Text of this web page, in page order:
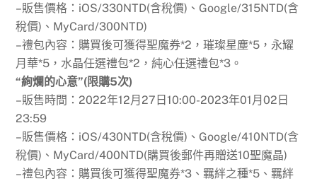
–販售價格：iOS/330NTD(含稅價)、Google/315NTD(含
稅價)、MyCard/300NTD)
–禮包內容：購買後可獲得聖魔券*2，璀璨星塵*5，永耀
月華*5，水晶任選禮包*2，純心任選禮包*3。
“絢爛的心意”(限購5次)
–販售時間：2022年12月27日10:00-2023年01月02日
23:59
–販售價格：iOS/430NTD(含稅價)、Google/410NTD(含
稅價)、MyCard/400NTD(購買後郵件再贈送10聖魔晶)
–禮包內容：購買後可獲得聖魔券*3、羈絆之種*5、羈絆